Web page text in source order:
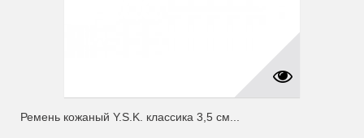
Ремень кожаный Y.S.K. классика 3,5 см...